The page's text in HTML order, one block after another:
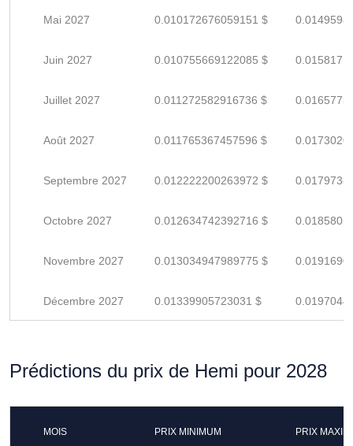
Mai 2027 0.010172676059151 $
Juin 2027 0.010755669122085 $
Juillet 2027 0.011272582916736 $
Août 2027 0.011765367457596 $
Septembre 2027 0.012222200263972 $
Octobre 2027 0.012634742392716 $
Novembre 2027 0.013034947989775 $
Décembre 2027 0.01339905723031 $
Prédictions du prix de Hemi pour 2028
MOIS PRIX MINIMUM PRIX